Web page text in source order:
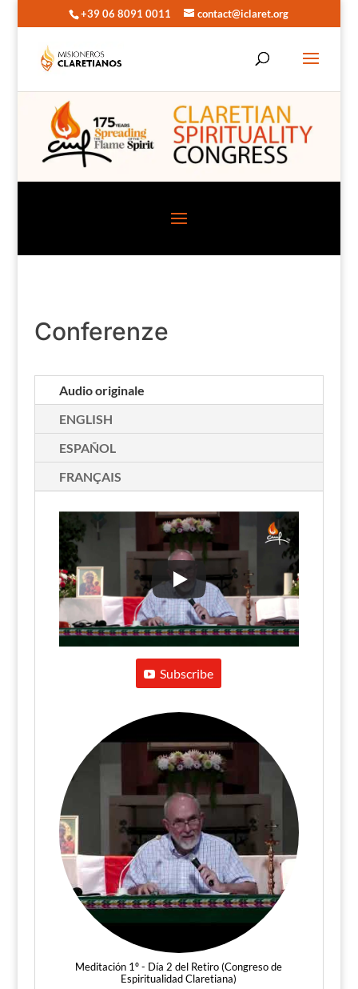
+39 06 8091 0011 contact@iclaret.org
Conferenze
Audio originale
ENGLISH
ESPAÑOL
FRANÇAIS
Subscribe
Meditación 1º - Día 2 del Retiro (Congreso de
Espiritualidad Claretiana)